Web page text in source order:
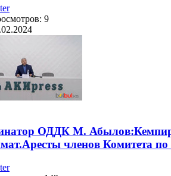
9
ОДДК М.
членов Комитета